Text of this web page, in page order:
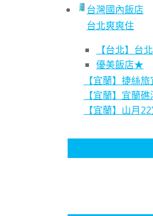
台灣國內飯店
台北爽爽住
【台北】台
優美飯店★
【宜蘭】捷絲
【宜蘭】宜蘭
【宜蘭】山月